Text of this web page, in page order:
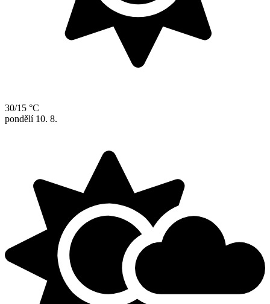
30/15 °C
pondělí 10. 8.